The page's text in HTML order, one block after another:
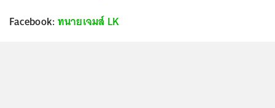
Facebook:ทนายเจมส์ LK